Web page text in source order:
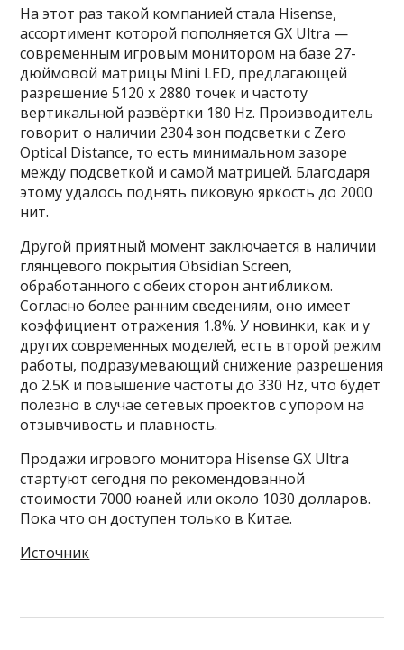
На этот раз такой компанией стала Hisense,
ассортимент которой пополняется GX Ultra —
современным игровым монитором на базе 27-
дюймовой матрицы Mini LED, предлагающей
разрешение 5120 x 2880 точек и частоту
вертикальной развёртки 180 Hz. Производитель
говорит о наличии 2304 зон подсветки с Zero
Optical Distance, то есть минимальном зазоре
между подсветкой и самой матрицей. Благодаря
этому удалось поднять пиковую яркость до 2000
нит.
Другой приятный момент заключается в наличии
глянцевого покрытия Obsidian Screen,
обработанного с обеих сторон антибликом.
Согласно более ранним сведениям, оно имеет
коэффициент отражения 1.8%. У новинки, как и у
других современных моделей, есть второй режим
работы, подразумевающий снижение разрешения
до 2.5K и повышение частоты до 330 Hz, что будет
полезно в случае сетевых проектов с упором на
отзывчивость и плавность.
Продажи игрового монитора Hisense GX Ultra
стартуют сегодня по рекомендованной
стоимости 7000 юаней или около 1030 долларов.
Пока что он доступен только в Китае.
Источник